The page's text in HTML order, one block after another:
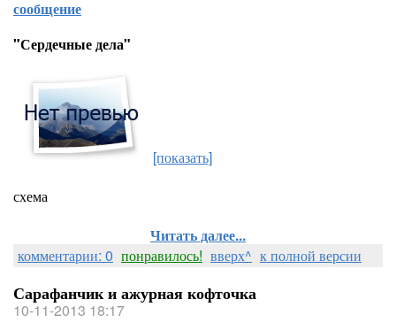
сообщение
"Сердечные дела"
[показать]
схема
Читать далее...
комментарии: 0 понравилось! вверх^ к полной версии
Сарафанчик и ажурная кофточка
10-11-2013 18:17